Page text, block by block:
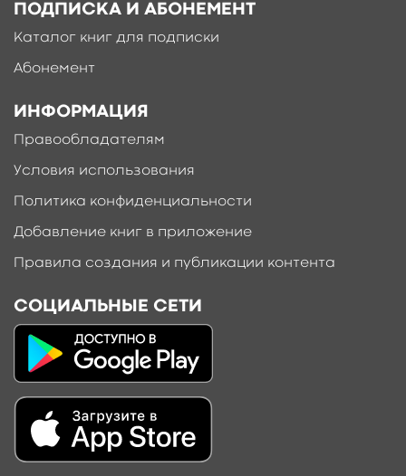
ПОДПИСКА И АБОНЕМЕНТ
Каталог книг для подписки
Абонемент
ИНФОРМАЦИЯ
Правообладателям
Условия использования
Политика конфиденциальности
Добавление книг в приложение
Правила создания и публикации контента
СОЦИАЛЬНЫЕ СЕТИ